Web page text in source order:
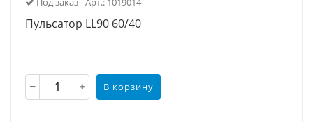
Пульсатор LL90 60/40
В корзину